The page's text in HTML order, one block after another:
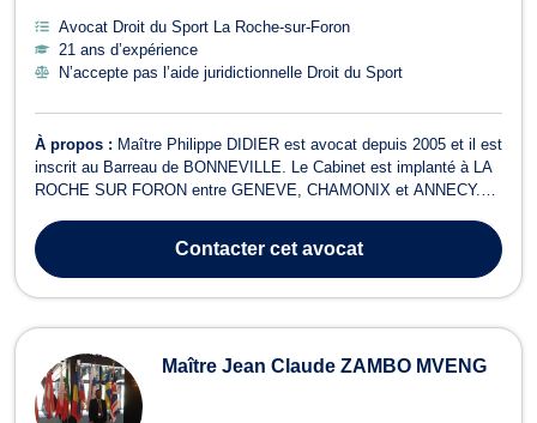
Avocat Droit du Sport La Roche-sur-Foron
21 ans d’expérience
N’accepte pas l’aide juridictionnelle Droit du Sport
À propos : Maître Philippe DIDIER est avocat depuis 2005 et il est
inscrit au Barreau de BONNEVILLE. Le Cabinet est implanté à LA
ROCHE SUR FORON entre GENEVE, CHAMONIX et ANNECY.
personnes et de leur patrimoine et traite toute problématique
relative au divorce amiable et c...
Contactercet avocat
Maître Jean Claude ZAMBO MVENG